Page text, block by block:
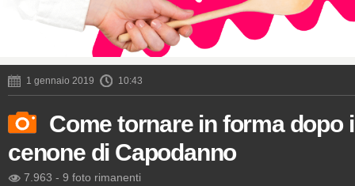
1 gennaio 2019 10:43
Come tornare in forma dopo
cenone di Capodanno
7.963 - 9 foto rimanenti